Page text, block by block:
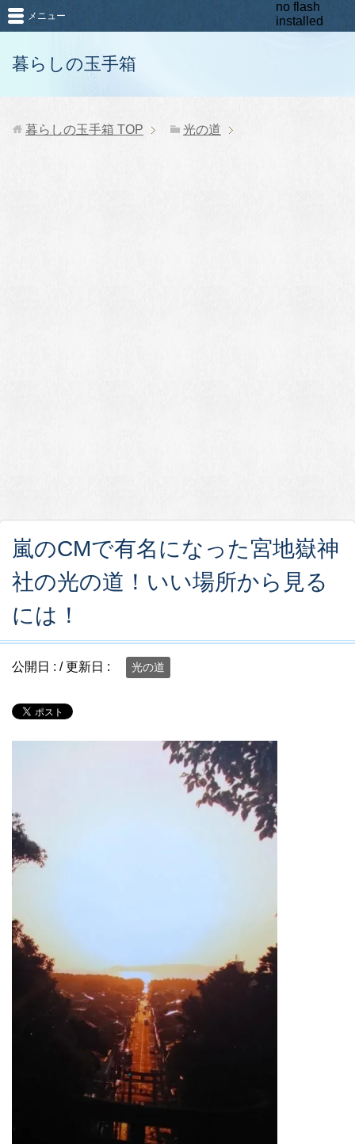
暮らしの玉手箱
メニュー
暮らしの玉手箱 TOP 光の道
嵐のCMで有名になった宮地嶽神
社の光の道！いい場所から見る
には！
公開日 : / 更新日 : 光の道
no flash
installed